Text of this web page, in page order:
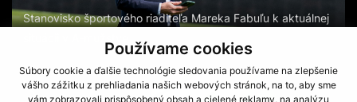
Používame cookies
Súbory cookie a ďalšie technológie sledovania používame na zlepšenie
vášho zážitku z prehliadania našich webových stránok, na to, aby sme
vám zobrazovali prispôsobený obsah a cielené reklamy, na analýzu
Stanovisko športového riaditeľa Mareka Fabuľu k aktuálnej